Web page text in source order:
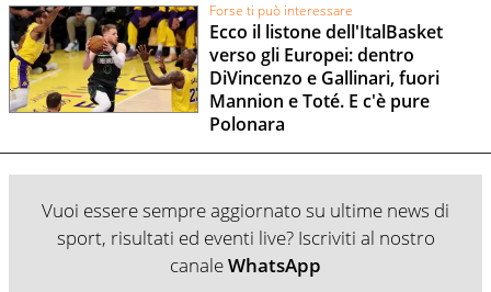
Forse ti può interessare
Ecco il listone dell'ItalBasket
verso gli Europei: dentro
DiVincenzo e Gallinari, fuori
Mannion e Toté. E c'è pure
Polonara
Vuoi essere sempre aggiornato su ultime news di
sport, risultati ed eventi live? Iscriviti al nostro
canaleWhatsApp